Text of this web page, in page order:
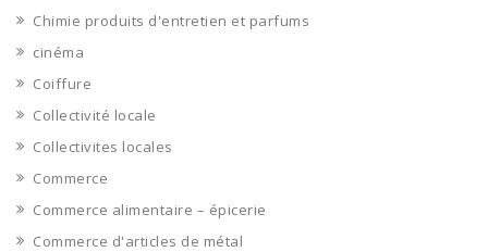
Chimie produits d'entretien et parfums
cinéma
Coiffure
Collectivité locale
Collectivites locales
Commerce
Commerce alimentaire – épicerie
Commerce d'articles de métal